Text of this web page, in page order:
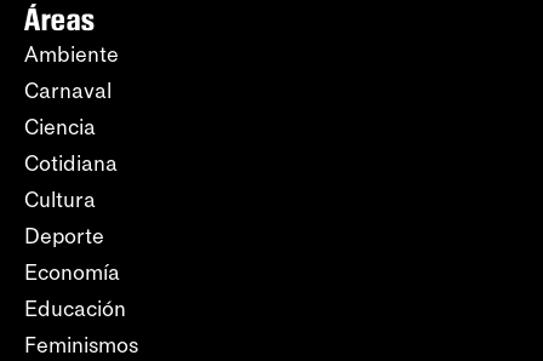
Áreas
Ambiente
Carnaval
Ciencia
Cotidiana
Cultura
Deporte
Economía
Educación
Feminismos